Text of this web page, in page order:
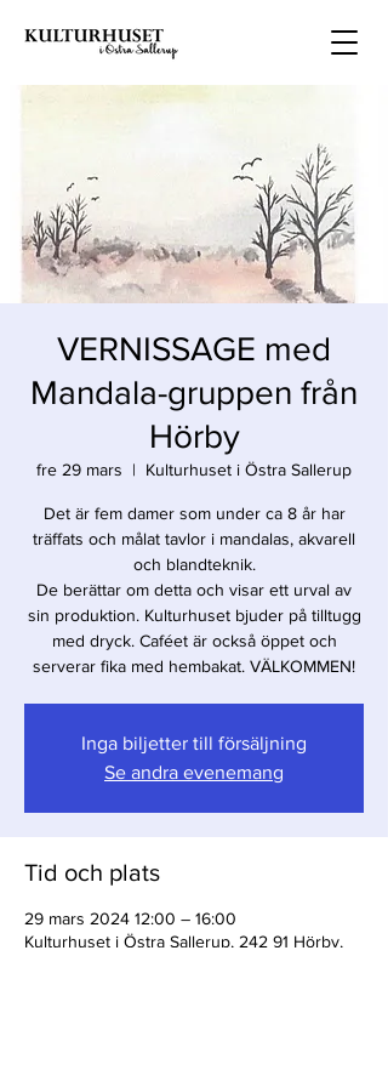
VERNISSAGE med
Mandala-gruppen från
Hörby
fre 29 mars
  |
Kulturhuset i Östra Sallerup
Det är fem damer som under ca 8 år har
träffats och målat tavlor i mandalas, akvarell
och blandteknik.
De berättar om detta och visar ett urval av
sin produktion. Kulturhuset bjuder på tilltugg
med dryck. Caféet är också öppet och
serverar fika med hembakat. VÄLKOMMEN!
Inga biljetter till försäljning
Se andra evenemang
Tid och plats
29 mars 2024 12:00 – 16:00
Kulturhuset i Östra Sallerup, 242 91 Hörby,